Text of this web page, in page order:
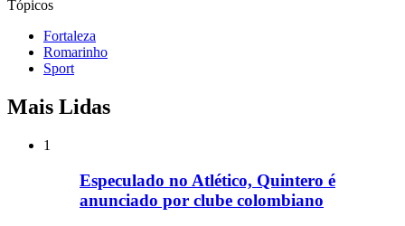
Tópicos
Fortaleza
Romarinho
Sport
Mais Lidas
1
Especulado no Atlético, Quintero é
anunciado por clube colombiano